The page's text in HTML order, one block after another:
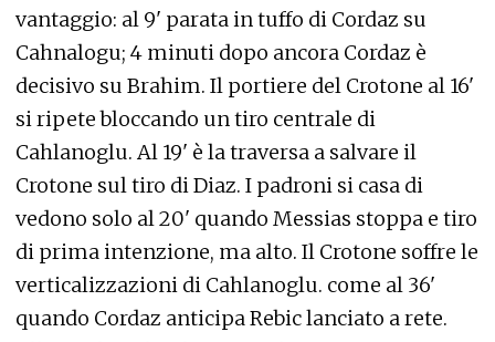
vantaggio: al 9' parata in tuffo di Cordaz su
Cahnalogu; 4 minuti dopo ancora Cordaz è
decisivo su Brahim. Il portiere del Crotone al 16'
si ripete bloccando un tiro centrale di
Cahlanoglu. Al 19' è la traversa a salvare il
Crotone sul tiro di Diaz. I padroni si casa di
vedono solo al 20' quando Messias stoppa e tiro
di prima intenzione, ma alto. Il Crotone soffre le
verticalizzazioni di Cahlanoglu. come al 36'
quando Cordaz anticipa Rebic lanciato a rete.